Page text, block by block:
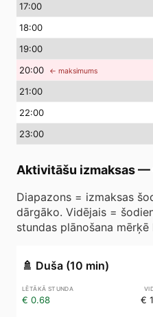
17:00
18:00
19:00
20:00 ← maksimums
21:00
22:00
23:00
Aktivitāšu izmaksas—
Diapazons = izmaksas
dārgāko. Vidējais =
stundas plānošana mērķē
🚿 Duša (10 min)
€ 0.68 €